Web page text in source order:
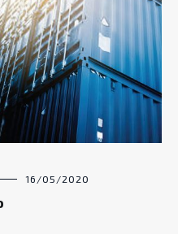
16/05/2020